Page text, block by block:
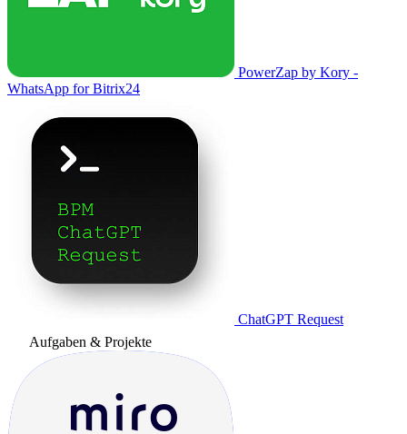
PowerZap by Kory -
WhatsApp for Bitrix24
ChatGPT Request
Aufgaben & Projekte